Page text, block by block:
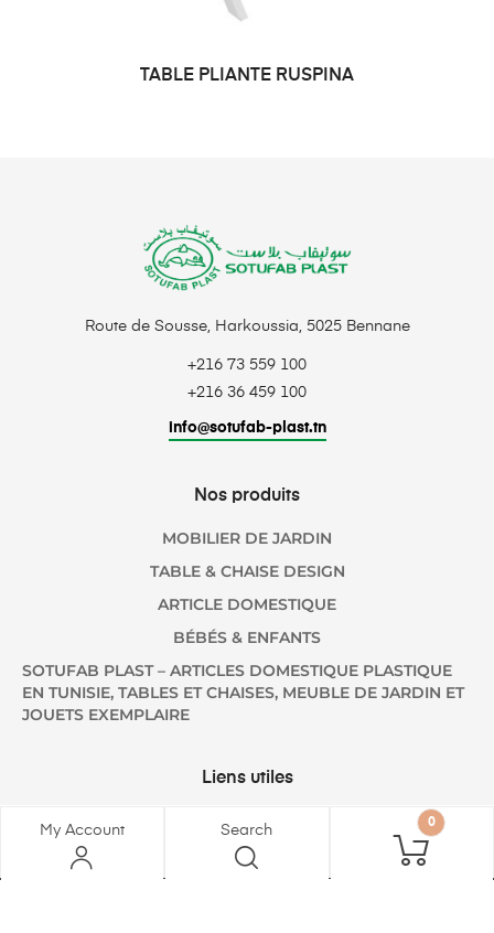
TABLE PLIANTE RUSPINA
Route de Sousse, Harkoussia, 5025 Bennane
+216 73 559 100
+216 36 459 100
info@sotufab-plast.tn
Nos produits
MOBILIER DE JARDIN
TABLE & CHAISE DESIGN
ARTICLE DOMESTIQUE
BÉBÉS & ENFANTS
SOTUFAB PLAST – ARTICLES DOMESTIQUE PLASTIQUE
EN TUNISIE, TABLES ET CHAISES, MEUBLE DE JARDIN ET
JOUETS EXEMPLAIRE
Liens utiles
A PROPOS
B2B
My Account Search 0